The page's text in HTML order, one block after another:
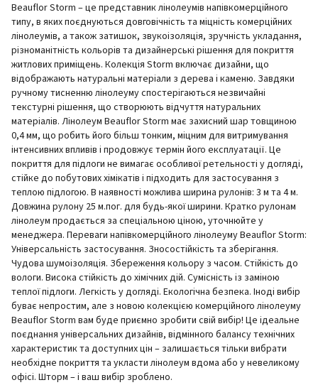
Beauflor Storm – це представник лінолеумів напівкомерційного
типу, в яких поєднуються довговічність та міцність комерційних
лінолеумів, а також затишок, звукоізоляція, зручність укладання,
різноманітність кольорів та дизайнерські рішення для покриття
житлових приміщень. Колекція Storm включає дизайни, що
відображають натуральні матеріали з дерева і каменю. Завдяки
ручному тисненню лінолеуму спостерігаються незвичайні
текстурні рішення, що створюють відчуття натуральних
матеріалів. Лінолеум Beauflor Storm має захисний шар товщиною
0,4 мм, що робить його більш тонким, міцним для витримування
інтенсивних впливів і продовжує термін його експлуатації. Це
покриття для підлоги не вимагає особливої ретельності у догляді,
стійке до побутових хімікатів і підходить для застосування з
теплою підлогою. В наявності можлива ширина рулонів: 3 м та 4 м.
Довжина рулону 25 м.пог. для будь-якої ширини. Кратко рулонам
лінолеум продається за спеціальною ціною, уточнюйте у
менеджера. Переваги напівкомерційного лінолеуму Beauflor Storm:
Універсальність застосування. Зносостійкість та зберігання.
Чудова шумоізоляція. Збереження кольору з часом. Стійкість до
вологи. Висока стійкість до хімічних дій. Сумісність із заміною
теплої підлоги. Легкість у догляді. Екологічна безпека. Іноді вибір
буває непростим, але з новою колекцією комерційного лінолеуму
Beauflor Storm вам буде приємно зробити свій вибір! Це ідеальне
поєднання універсальних дизайнів, відмінного балансу технічних
характеристик та доступних цін – залишається тільки вибрати
необхідне покриття та укласти лінолеум вдома або у невеликому
офісі. Шторм – і ваш вибір зроблено.